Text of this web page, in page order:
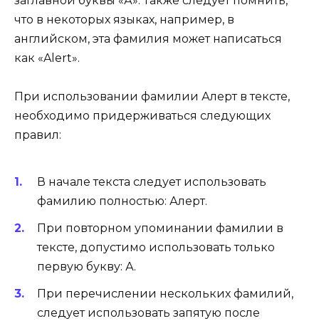
что в некоторых языках, например, в
английском, эта фамилия может написаться
как «Alert».
При использовании фамилии Алерт в тексте,
необходимо придерживаться следующих
правил:
В начале текста следует использовать
фамилию полностью: Алерт.
При повторном упоминании фамилии в
тексте, допустимо использовать только
первую букву: А.
При перечислении нескольких фамилий,
следует использовать запятую после